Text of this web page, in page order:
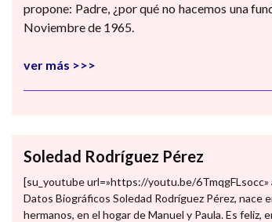
propone: Padre, ¿por qué no hacemos una
Noviembre de 1965.
ver más >>>
Soledad Rodríguez Pérez
[su_youtube url=»https://youtu.be/6TmqgFLsocc»
Datos Biográficos Soledad Rodríguez Pérez, nace
hermanos, en el hogar de Manuel y Paula. Es feliz,